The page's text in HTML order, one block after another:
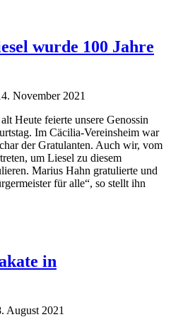
wurde 100 Jahre
November 2021
Heute feierte unsere Genossin
Im Cäcilia-Vereinsheim war
der Gratulanten. Auch wir, vom
um Liesel zu diesem
Marius Hahn gratulierte und
für alle“, so stellt ihn
in
August 2021